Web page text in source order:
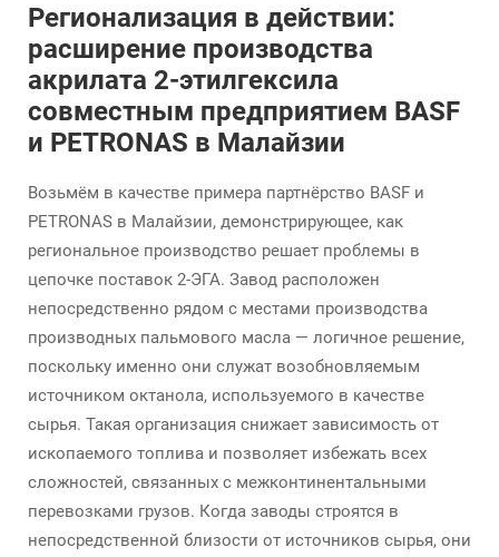
Регионализация в действии:
расширение производства
акрилата 2-этилгексила
совместным предприятием BASF
и PETRONAS в Малайзии
Возьмём в качестве примера партнёрство BASF и
PETRONAS в Малайзии, демонстрирующее, как
региональное производство решает проблемы в
цепочке поставок 2-ЭГА. Завод расположен
непосредственно рядом с местами производства
производных пальмового масла — логичное решение,
поскольку именно они служат возобновляемым
источником октанола, используемого в качестве
сырья. Такая организация снижает зависимость от
ископаемого топлива и позволяет избежать всех
сложностей, связанных с межконтинентальными
перевозками грузов. Когда заводы строятся в
непосредственной близости от источников сырья, они